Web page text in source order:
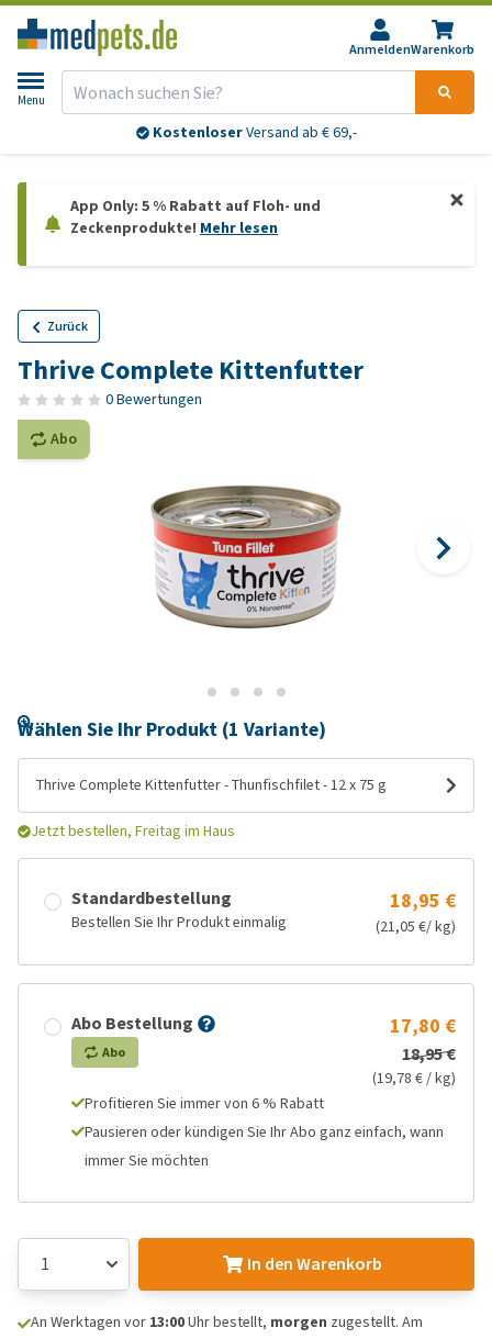
AnmeldenWarenkorb
Menu
KostenloserVersand ab € 69,-
App Only: 5 % Rabatt auf Floh- und
Zeckenprodukte! Mehr lesen
Zurück
Thrive Complete Kittenfutter
0 Bewertungen
Abo
Wählen Sie Ihr Produkt (1 Variante)
Thrive Complete Kittenfutter - Thunfischfilet - 12 x 75 g
Jetzt bestellen, Freitag im Haus
Standardbestellung
Bestellen Sie Ihr Produkt einmalig
18,95 €
(21,05 €/ kg)
Abo Bestellung
Abo
17,80 €
18,95 €
(19,78 € / kg)
Profitieren Sie immer von 6 % Rabatt
Pausieren oder kündigen Sie Ihr Abo ganz einfach, wann
immer Sie möchten
In den Warenkorb
An Werktagen vor 13:00Uhr bestellt, morgen zugestellt. Am